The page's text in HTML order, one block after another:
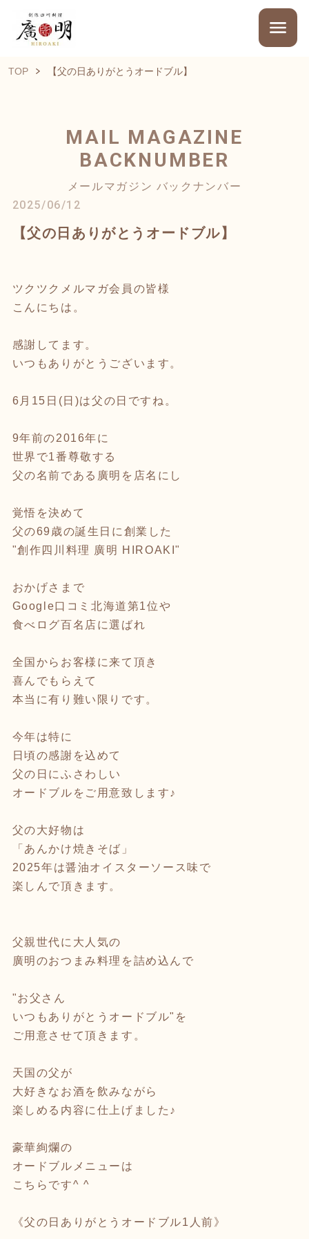
TOP 【父の日ありがとうオードブル】
MAIL MAGAZINE
BACKNUMBER
メールマガジン バックナンバー
2025/06/12
【父の日ありがとうオードブル】
ツクツクメルマガ会員の皆様
こんにちは。
感謝してます。
いつもありがとうございます。
6月15日(日)は父の日ですね。
9年前の2016年に
世界で1番尊敬する
父の名前である廣明を店名にし
覚悟を決めて
父の69歳の誕生日に創業した
"創作四川料理 廣明 HIROAKI"
おかげさまで
Google口コミ北海道第1位や
食べログ百名店に選ばれ
全国からお客様に来て頂き
喜んでもらえて
本当に有り難い限りです。
今年は特に
日頃の感謝を込めて
父の日にふさわしい
オードブルをご用意致します♪
父の大好物は
「あんかけ焼きそば」
2025年は醤油オイスターソース味で
楽しんで頂きます。
父親世代に大人気の
廣明のおつまみ料理を詰め込んで
"お父さん
いつもありがとうオードブル"を
ご用意させて頂きます。
天国の父が
大好きなお酒を飲みながら
楽しめる内容に仕上げました♪
豪華絢爛の
オードブルメニューは
こちらです^ ^
《父の日ありがとうオードブル1人前》